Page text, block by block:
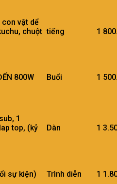
vật dể
chuột tiếng 1
800W Buổi 1
1
top, (kỷ
Dàn 1
sự kiện) Trình diễn 1